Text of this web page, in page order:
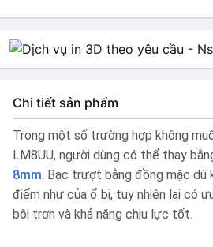
Chi tiết sản phẩm
Trong một số trường hợp không
LM8UU, người dùng có thể thay
8mm. Bạc trượt bằng đồng mặc dù
điểm như của ổ bi, tuy nhiên lại có
bôi trơn và khả năng chịu lực tốt.